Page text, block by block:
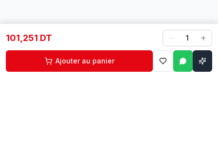
101,251 DT 1
Ajouter au panier